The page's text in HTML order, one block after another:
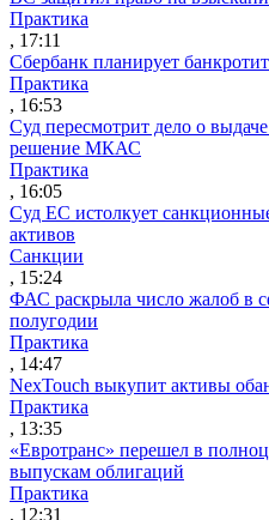
Практика
, 17:11
Сбербанк планирует
Практика
, 16:53
Суд пересмотрит дело о
решение МКАС
Практика
, 16:05
Суд ЕС истолкует
активов
Санкции
, 15:24
ФАС раскрыла число жалоб в
полугодии
Практика
, 14:47
NexTouch выкупит активы
Практика
, 13:35
«Евротранс» перешел в
выпускам облигаций
Практика
, 12:31